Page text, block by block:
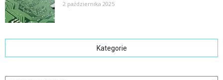
2 października 2025
Kategorie
Kategorie